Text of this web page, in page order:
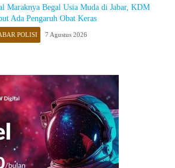
Maraknya Begal Usia Muda di Jabar, KDM
Ada Pengaruh Obat Keras
POLISI 7 Agustus 2026